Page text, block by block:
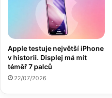
Apple testuje největší iPhone
v historii. Displej má mít
téměř 7 palců
22/07/2026